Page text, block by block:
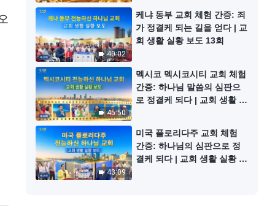
40:02
케냐 동부 교회 체험 간증: 죄
가 정결케 되는 길을 얻다 | 교
회 생활 실황 보도 13회
45:50
멕시코 멕시코시티 교회 체험
간증: 하나님 말씀의 심판으
로 정결케 되다 | 교회 생활 실
43:09
미국 플로리다주 교회 체험
간증: 하나님의 심판으로 정
결케 되다 | 교회 생활 실황 보